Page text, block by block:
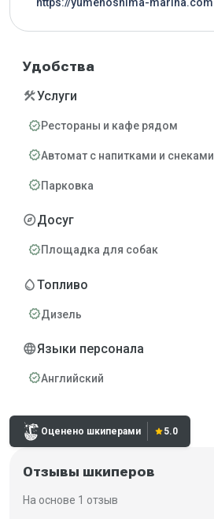
Удобства
constructionУслуги
verifiedРестораны и кафе рядом
verifiedАвтомат с напитками и снеками
verifiedПарковка
exploreДосуг
verifiedПлощадка для собак
water_dropТопливо
verifiedДизель
languageЯзыки персонала
verifiedАнглийский
Оценено шкиперами starРейтинг:
5.0
Отзывы шкиперов
На основе 1 отзыв